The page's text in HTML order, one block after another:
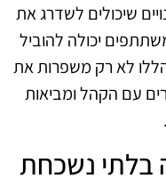
שיכולים לשדרג את
יכולה להוביל
הללו לא רק משפרות את
עם הקהל ומביאות
בלתי נשכחת